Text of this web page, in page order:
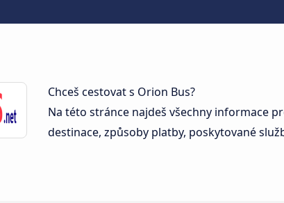
Chceš cestovat s Orion Bus?
Na této stránce najdeš všechny informace
destinace, způsoby platby, poskytované